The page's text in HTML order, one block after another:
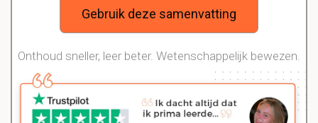
Gebruik deze samenvatting
Onthoud sneller, leer beter. Wetenschappelijk bewezen.